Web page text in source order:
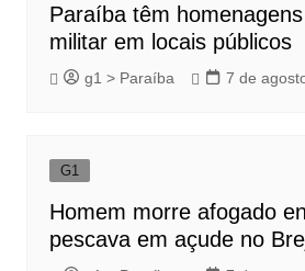
Paraíba têm
militar em locais públicos
g1 > Paraíba 7 de
G1
Homem morre afogado
pescava em açude no